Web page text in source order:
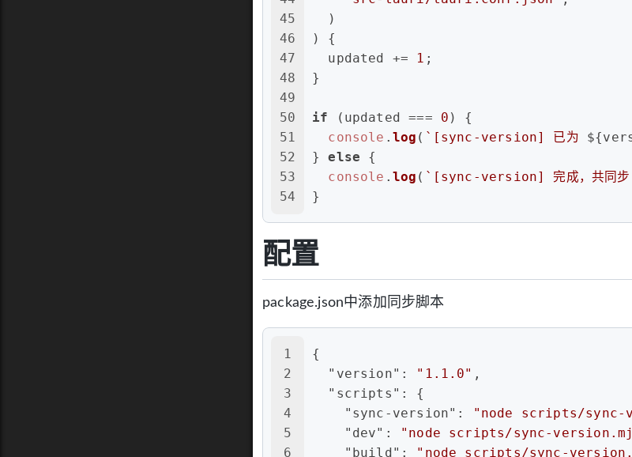
45
46
47
48
49
50
51
52
53
54
  )
) {
  updated +=
1 ;
}
if (updated === 0 ) {
console . log ( `[sync-version] 已为
} else {
console . log ( `[sync-version] 完成，共同步
}
配置
package.json中添加同步脚本
1
2
3
4
5
6
{
"version" : "1.1.0" ,
"scripts" :
{
"sync-version" : "node scripts/sync-
"dev" : "node scripts/sync-
"build" : "node scripts/sync-